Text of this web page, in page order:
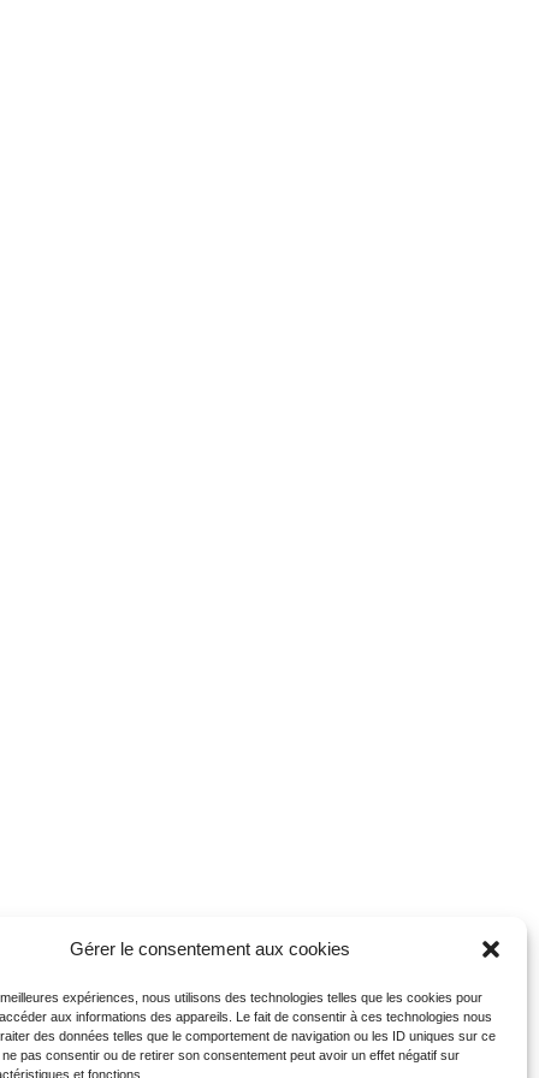
Gérer le consentement aux cookies
expériences, nous utilisons des technologies telles que les cookies pour
aux informations des appareils. Le fait de consentir à ces technologies nous
des données telles que le comportement de navigation ou les ID uniques sur ce
pas consentir ou de retirer son consentement peut avoir un effet négatif sur
et fonctions.